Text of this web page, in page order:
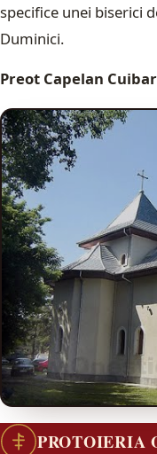
specifice unei biserici
Duminici.
Preot Capelan
PROTOIERIA